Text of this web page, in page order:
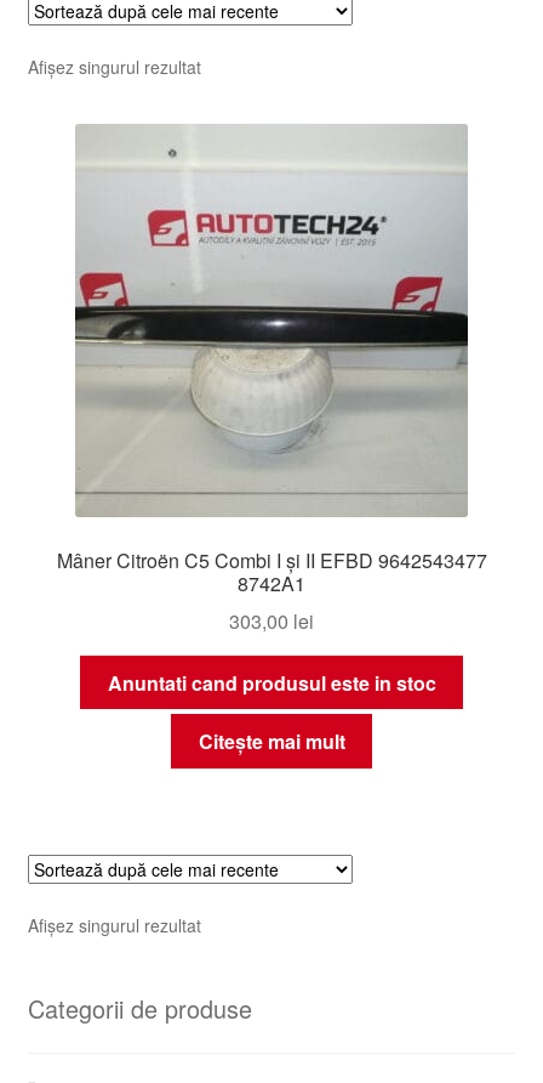
Afișez singurul rezultat
Mâner Citroën C5 Combi I și II EFBD 9642543477
8742A1
303,00 lei
Anuntati cand produsul este in stoc
Citește mai mult
Afișez singurul rezultat
Categorii de produse